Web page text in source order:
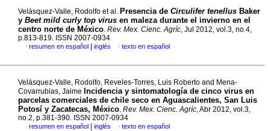
Velásquez-Valle, Rodolfo et al. Presencia de Circulifer tenellus Baker
y Beet mild curly top virus en maleza durante el invierno en el
centro norte de México. Rev. Mex. Cienc. Agríc, Jul 2012, vol.3, no.4,
p.813-819. ISSN 2007-0934
· resumen en español inglés · texto en español
Velásquez-Valle, Rodolfo, Reveles-Torres, Luis Roberto and Mena-
Covarrubias, Jaime Incidencia y sintomatología de cinco virus en
parcelas comerciales de chile seco en Aguascalientes, San Luis
Potosí y Zacatecas, México. Rev. Mex. Cienc. Agríc, Abr 2012, vol.3,
no.2, p.381-390. ISSN 2007-0934
· resumen en español inglés · texto en español